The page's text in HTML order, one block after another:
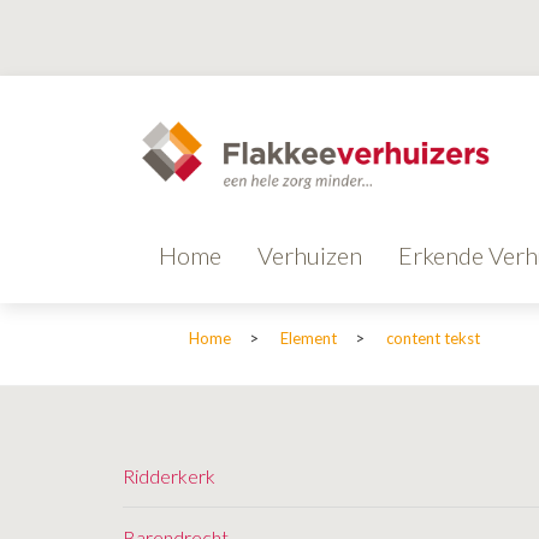
Home Verhuizen Erkende
Home > Element > content tekst
Ridderkerk